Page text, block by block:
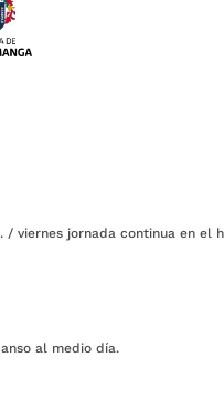
viernes jornada continua en el
al medio día.